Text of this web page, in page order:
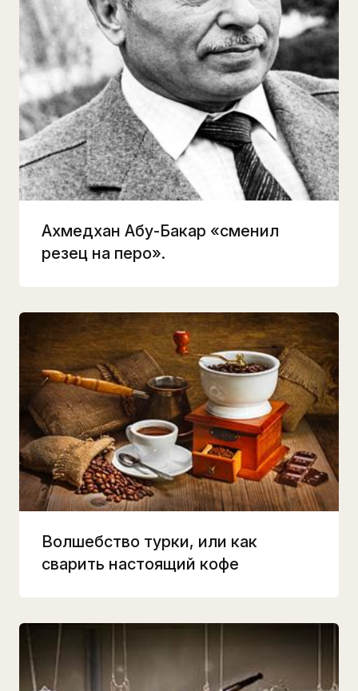
Ахмедхан Абу-Бакар «сменил
резец на перо».
Волшебство турки, или как
сварить настоящий кофе